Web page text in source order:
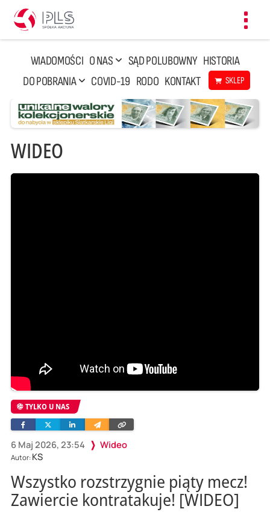
WIADOMOŚCI O NAS SĄD POLUBOWNY HISTORIA
DO POBRANIA
COVID-19 RODO KONTAKT SKLEP
WIDEO
TYLKO U NAS
6 Maj 2026, 23:54 Wideo
Autor: KS
FacebookTwitterLinkedinWyślij
e-
Skopiuj
link
Wszystko rozstrzygnie piąty mecz!
Zawiercie kontratakuje! [WIDEO]